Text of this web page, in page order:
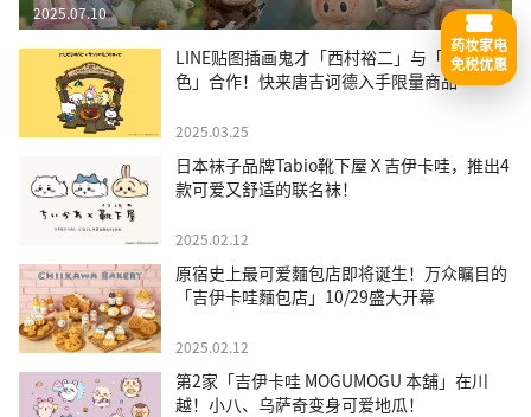
2025.07.10
LINE贴图插画鬼才「西村裕二」与「三丽鸥角
色」合作！快来唐吉诃德入手限量商品
2025.03.25
日本袜子品牌Tabio靴下屋Ｘ吉伊卡哇，推出4
款可爱又舒适的联名袜！
2025.02.12
原宿史上最可爱麵包店即将诞生！万众瞩目的
「吉伊卡哇麵包店」10/29盛大开幕
2025.02.12
第2家「吉伊卡哇 MOGUMOGU 本舖」在川
越！小八、乌萨奇变身可爱地瓜！
药妆家电
免税优惠